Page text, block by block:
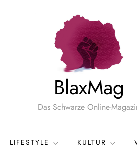
BlaxMag
Das Schwarze Online-
LIFESTYLE KULTUR